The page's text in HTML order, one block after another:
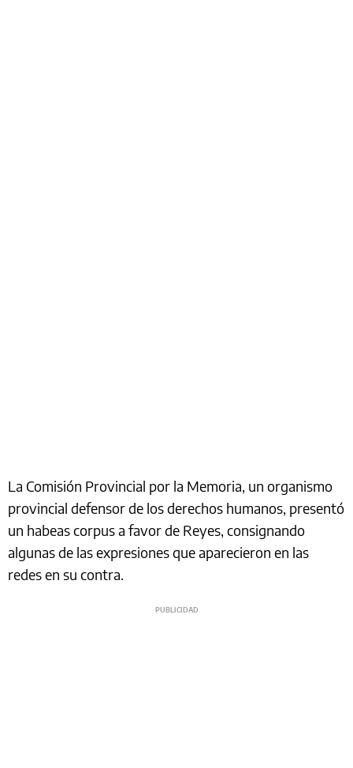
La Comisión Provincial por la Memoria, un organismo
provincial defensor de los derechos humanos, presentó
un habeas corpus a favor de Reyes, consignando
algunas de las expresiones que aparecieron en las
redes en su contra.